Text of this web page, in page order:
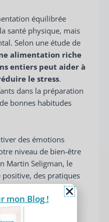
équilibrée
santé physique, mais
Selon une étude de
alimentation riche
entiers peut aider à
le stress.
dans la préparation
bonnes habitudes
des émotions
niveau de bien-être
Martin Seligman, le
des pratiques
des moments
contribuer à un
mon Blog !